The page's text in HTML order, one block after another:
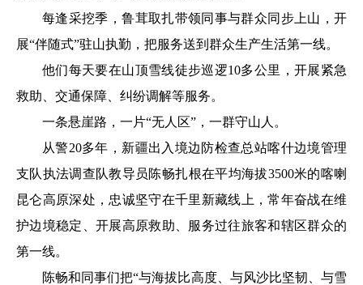
每逢采挖季，鲁茸取扎带领同事与群众同步上山，开
展“伴随式”驻山执勤，把服务送到群众生产生活第一线。
他们每天要在山顶雪线徒步巡逻10多公里，开展紧急
救助、交通保障、纠纷调解等服务。
一条悬崖路，一片“无人区”，一群守山人。
从警20多年，新疆出入境边防检查总站喀什边境管理
支队执法调查队教导员陈畅扎根在平均海拔3500米的喀喇
昆仑高原深处，忠诚坚守在千里新藏线上，常年奋战在维
护边境稳定、开展高原救助、服务过往旅客和辖区群众的
第一线。
陈畅和同事们把“与海拔比高度、与风沙比坚韧、与雪